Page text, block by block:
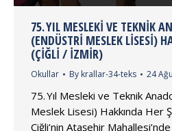
75. YIL MESLEKI VE TEKNIK
(ENDÜSTRI MESLEK LISESI)
(ÇIĞLI / İZMIR)
Okullar By krallar-34-teks 24
75. Yıl Mesleki ve Teknik
Meslek Lisesi) Hakkında Her
Çiğli’nin Ataşehir